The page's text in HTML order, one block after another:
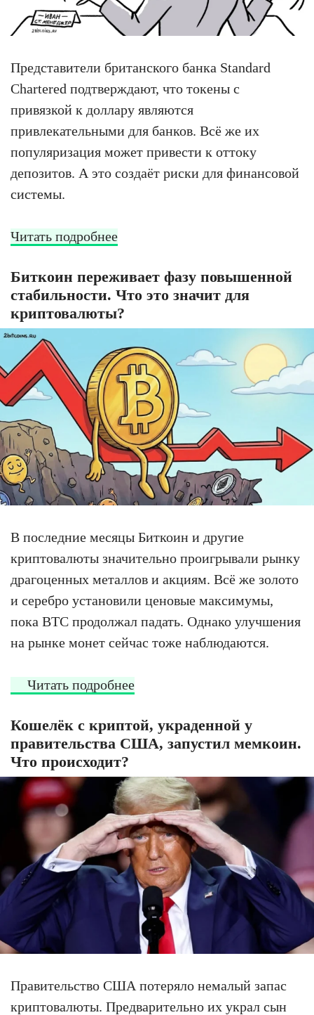
Представители британского банка Standard
Chartered подтверждают, что токены с
привязкой к доллару являются
привлекательными для банков. Всё же их
популяризация может привести к оттоку
депозитов. А это создаёт риски для финансовой
системы.
Читать подробнее
Биткоин переживает фазу повышенной
стабильности. Что это значит для
криптовалюты?
В последние месяцы Биткоин и другие
криптовалюты значительно проигрывали рынку
драгоценных металлов и акциям. Всё же золото
и серебро установили ценовые максимумы,
пока BTC продолжал падать. Однако улучшения
на рынке монет сейчас тоже наблюдаются.
Читать подробнее
Кошелёк с криптой, украденной у
правительства США, запустил мемкоин.
Что происходит?
Правительство США потеряло немалый запас
криптовалюты. Предварительно их украл сын